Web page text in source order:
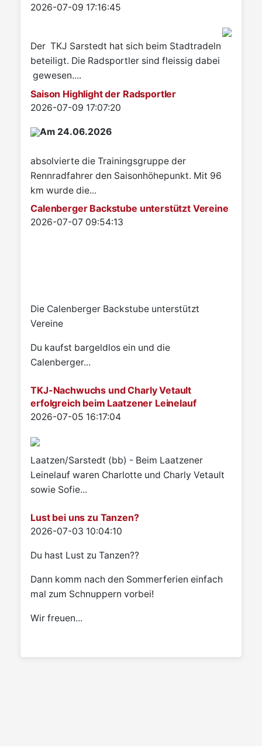
Details
2026-07-09 17:16:45
Der TKJ Sarstedt hat sich beim Stadtradeln
beteiligt. Die Radsportler sind fleissig dabei
gewesen....
Saison Highlight der Radsportler
Details
2026-07-09 17:07:20
Am 24.06.2026
absolvierte die Trainingsgruppe der
Rennradfahrer den Saisonhöhepunkt. Mit 96
km wurde die...
Calenberger Backstube unterstützt Vereine
Details
2026-07-07 09:54:13
Die Calenberger Backstube unterstützt
Vereine
Du kaufst bargeldlos ein und die
Calenberger...
TKJ-Nachwuchs und Charly Vetault
erfolgreich beim Laatzener Leinelauf
Details
2026-07-05 16:17:04
Laatzen/Sarstedt (bb) - Beim Laatzener
Leinelauf waren Charlotte und Charly Vetault
sowie Sofie...
Lust bei uns zu Tanzen?
Details
2026-07-03 10:04:10
Du hast Lust zu Tanzen??
Dann komm nach den Sommerferien einfach
mal zum Schnuppern vorbei!
Wir freuen...